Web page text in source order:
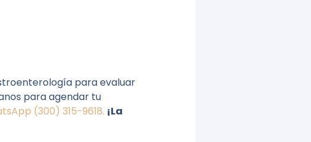
para evaluar
para agendar tu
(300) 315-9618. ¡La